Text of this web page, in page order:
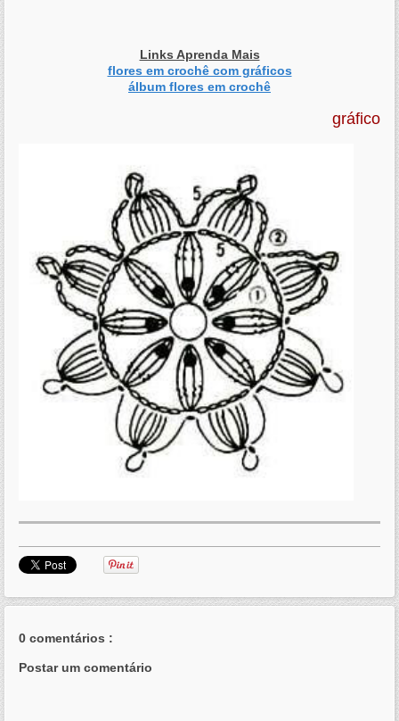
Links Aprenda Mais
flores em crochê com gráficos
álbum flores em crochê
gráfico
0 comentários :
Postar um comentário